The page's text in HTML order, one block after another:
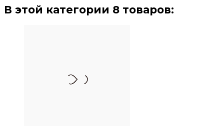
В этой категории 8 товаров: